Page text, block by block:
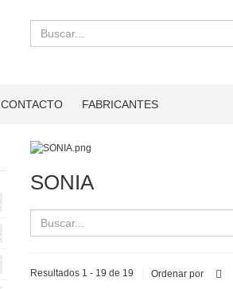
CONTACTO FABRICANTES
SONIA
Resultados 1 - 19 de 19 Ordenar por